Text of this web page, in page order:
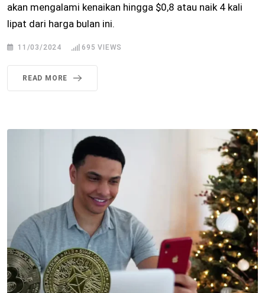
akan mengalami kenaikan hingga $0,8 atau naik 4 kali
lipat dari harga bulan ini.
11/03/2024 695 VIEWS
READ MORE